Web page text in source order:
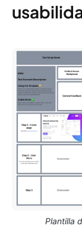
Plantilla